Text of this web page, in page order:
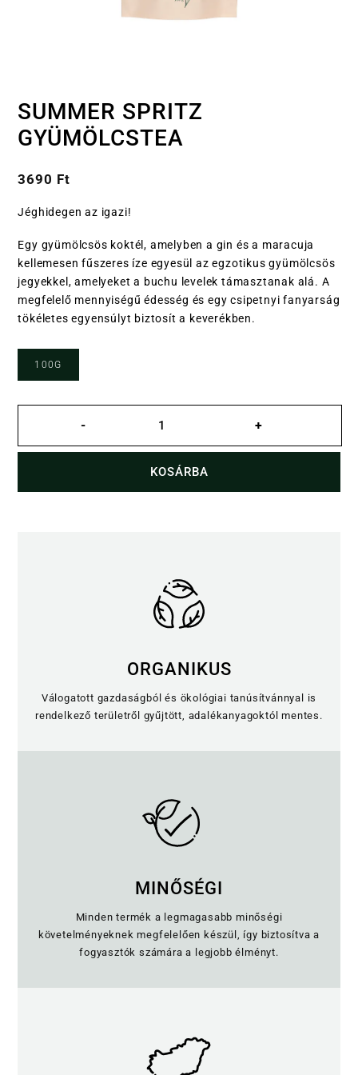
SUMMER SPRITZ
GYÜMÖLCSTEA
3690 Ft
Jéghidegen az igazi!
Egy gyümölcsös koktél, amelyben a gin és a maracuja
kellemesen fűszeres íze egyesül az egzotikus gyümölcsös
jegyekkel, amelyeket a buchu levelek támasztanak alá. A
megfelelő mennyiségű édesség és egy csipetnyi fanyarság
tökéletes egyensúlyt biztosít a keverékben.
100G
-Spritz
mennyiség
+
KOSÁRBA
ORGANIKUS
Válogatott gazdaságból és ökológiai tanúsítvánnyal is
rendelkező területről gyűjtött, adalékanyagoktól mentes.
MINŐSÉGI
Minden termék a legmagasabb minőségi
követelményeknek megfelelően készül, így biztosítva a
fogyasztók számára a legjobb élményt.